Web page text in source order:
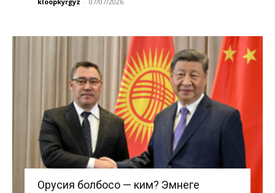
Орусия болбосо — ким? Эмнеге